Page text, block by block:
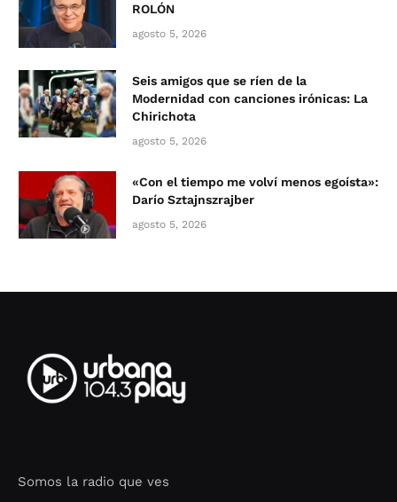
ROLÓN
agosto 5, 2026
Seis amigos que se ríen de la
Modernidad con canciones irónicas: La
Chirichota
agosto 5, 2026
«Con el tiempo me volví menos egoísta»:
Darío Sztajnszrajber
agosto 5, 2026
Somos la radio que ves